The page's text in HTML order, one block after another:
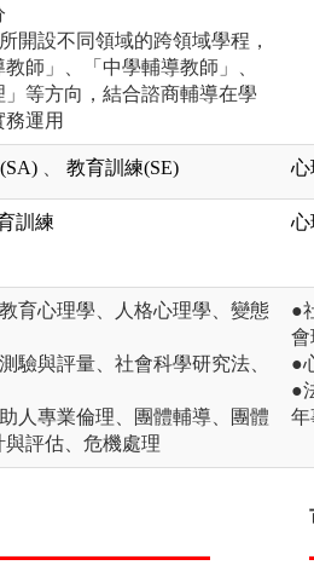
開設不同領域的跨領域學程，
師」、「中學輔導教師」、
」等方向，結合諮商輔導在學
運用
教育訓練(SE) 心
訓練 心
育心理學、人格心理學、變態
驗與評量、社會科學研究法、
人專業倫理、團體輔導、團體
評估、危機處理
●
會
●
●
年
只能